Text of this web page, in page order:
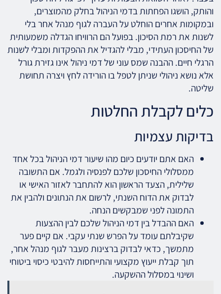
והותק, הושגו הפחתות בדמי הניהול בחלק מהמוצרים,
ובמקומות אחרים הוחלט על העברה לגוף מנהל אחר בלי
לשנות את רמת הסיכון. בפועל הם הרוויחו הגדלה משמעותית
של החיסכון העתידי, מבלי להגדיל את ההפקדות ומבלי לשנות
הרגלי חיים. ההבנה שמס עוני של דמי ניהול אינו גזירת גורל
אלא נושא ניהולי שניתן לטפל בו הורידה לחץ ויצרה תחושת
שליטה.
כלים לקבלת החלטות
בדיקות עצמיות
האם אתם יודעים כיום מהו שיעור דמי הניהול בכל אחד
ממסלולי החיסכון שלכם לפנסיה ולגמל. אם התשובה
שלילית, הצעד הראשון הוא להתחבר לאזור האישי או
לבדוק את הדוח השנתי, לרשום את הנתונים ולהבין את
התמונה לפני שמבקשים הנחה.
האם ההבדל בין דמי הניהול שלכם לבין ההצעות
שקיבלתם עומד על הפרש שנתי עקבי. אם קיים פער
מתמשך, כדאי לבדוק ברצינות מעבר לגוף מנהל אחר,
תוך קבלת ייעוץ מקצועי והתייחסות להיבטי כיסוי ביטוחי
ושינוי במסלול ההשקעה.